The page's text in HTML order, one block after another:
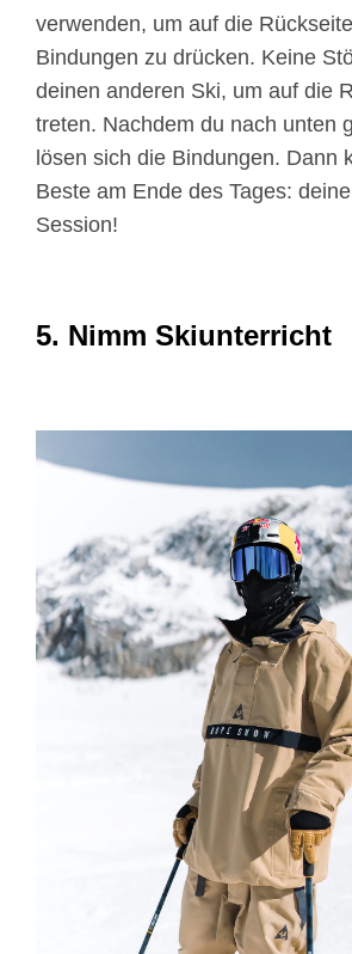
verwenden, um auf die
Bindungen zu drücken. Keine
deinen anderen Ski, um auf die
treten. Nachdem du nach unten
lösen sich die Bindungen. Dann
Beste am Ende des Tages:
Session!
5. Nimm Skiunterricht